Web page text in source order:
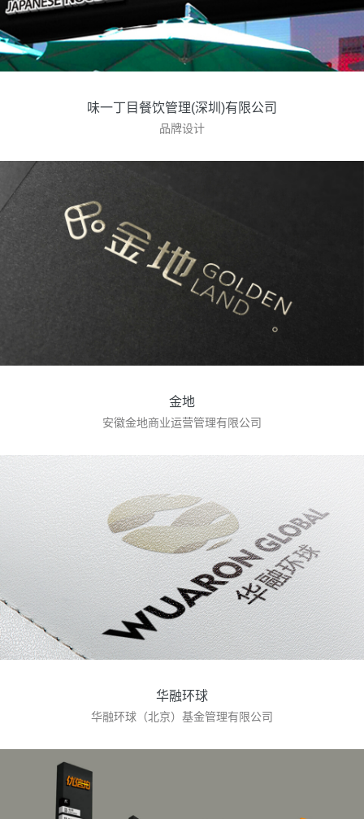
味一丁目餐饮管理(深圳)有限公司
品牌设计
金地
安徽金地商业运营管理有限公司
华融环球
华融环球（北京）基金管理有限公司